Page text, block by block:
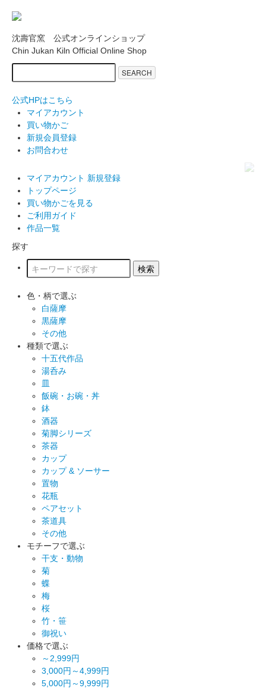
沈壽官窯 公式オンラインショップ
Chin Jukan Kiln Official Online Shop
SEARCH
公式HPはこちら
マイアカウント
買い物かご
新規会員登録
お問合わせ
マイアカウント 新規登録
トップページ
買い物かごを見る
ご利用ガイド
作品一覧
探す
色・柄で選ぶ
白薩摩
黒薩摩
その他
種類で選ぶ
十五代作品
湯呑み
皿
飯碗・お碗・丼
鉢
酒器
菊脚シリーズ
茶器
カップ
カップ & ソーサー
置物
花瓶
ペアセット
茶道具
その他
モチーフで選ぶ
干支・動物
菊
蝶
梅
桜
竹・笹
御祝い
価格で選ぶ
～2,999円
3,000円～4,999円
5,000円～9,999円